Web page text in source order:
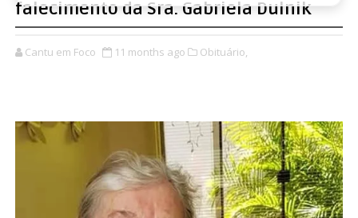
falecimento da Sra. Gabriela Dulnik
Cantu em Foco 11 months ago Obituário,